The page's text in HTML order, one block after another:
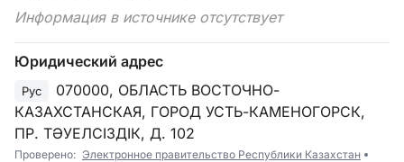
Информация в источнике отсутствует
Юридический адрес
Рус
070000, ОБЛАСТЬ ВОСТОЧНО-
КАЗАХСТАНСКАЯ, ГОРОД УСТЬ-КАМЕНОГОРСК,
ПР. ТӘУЕЛСІЗДІК, Д. 102
Проверено: Электронное правительство Республики Казахстан